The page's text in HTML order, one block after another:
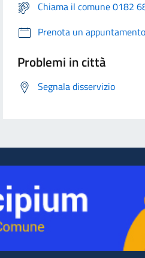
Chiama il comune 0182
Prenota un appuntamento
Problemi in città
Segnala disservizio